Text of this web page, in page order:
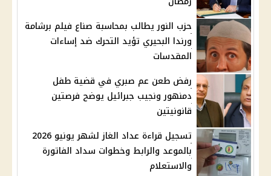
حزب النور يطالب بمحاسبة صناع فيلم برشامة
ورندا البحيري تؤيد التحرك ضد إساءات
المقدسات
رفض طعن عم صبري في قضية طفل
دمنهور ونجيب جبرائيل يوضح فرصتين
قانونيتين
تسجيل قراءة عداد الغاز لشهر يونيو 2026
بالموعد والرابط وخطوات سداد الفاتورة
والاستعلام